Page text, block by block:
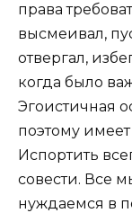
права
высмеивал,
отвергал,
когда было
Эгоистичная
поэтому
Испортить
совести. Все
нуждаемся в